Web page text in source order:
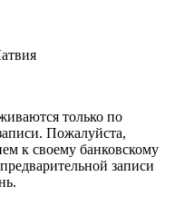
только по
Пожалуйста,
к своему банковскому
записи